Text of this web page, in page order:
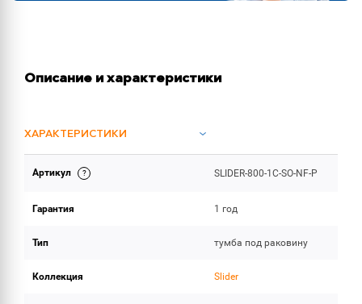
Описание и характеристики
ХАРАКТЕРИСТИКИ
ИНСТРУКЦИИ И ДОКУМЕНТАЦИЯ
Артикул SLIDER-800-1C-SO-NF-P
Гарантия 1 год
Тип тумба под раковину
Коллекция Slider